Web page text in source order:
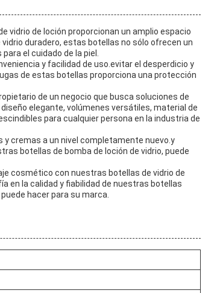
vidrio de loción proporcionan un amplio espacio
duradero, estas botellas no sólo ofrecen un
el cuidado de la piel.
y facilidad de uso.evitar el desperdicio y
de estas botellas proporciona una protección
de un negocio que busca soluciones de
elegante, volúmenes versátiles, material de
para cualquier persona en la industria de
y cremas a un nivel completamente nuevo.y
botellas de bomba de loción de vidrio, puede
cosmético con nuestras botellas de vidrio de
en la calidad y fiabilidad de nuestras botellas
hacer para su marca.